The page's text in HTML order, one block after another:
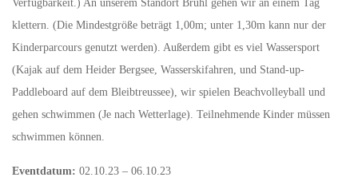
Verfügbarkeit.) An unserem Standort Brühl gehen wir an einem Tag
klettern. (Die Mindestgröße beträgt 1,00m; unter 1,30m kann nur der
Kinderparcours genutzt werden). Außerdem gibt es viel Wassersport
(Kajak auf dem Heider Bergsee, Wasserskifahren, und Stand-up-
Paddleboard auf dem Bleibtreussee), wir spielen Beachvolleyball und
gehen schwimmen (Je nach Wetterlage). Teilnehmende Kinder müssen
schwimmen können.
Eventdatum: 02.10.23 – 06.10.23